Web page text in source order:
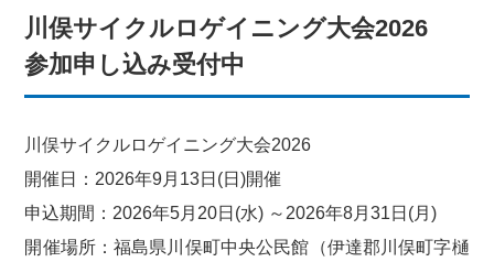
川俣サイクルロゲイニング大会2026
参加申し込み受付中
川俣サイクルロゲイニング大会2026
開催日：2026年9月13日(日)開催
申込期間：2026年5月20日(水) ～2026年8月31日(月)
開催場所：福島県川俣町中央公民館（伊達郡川俣町字樋